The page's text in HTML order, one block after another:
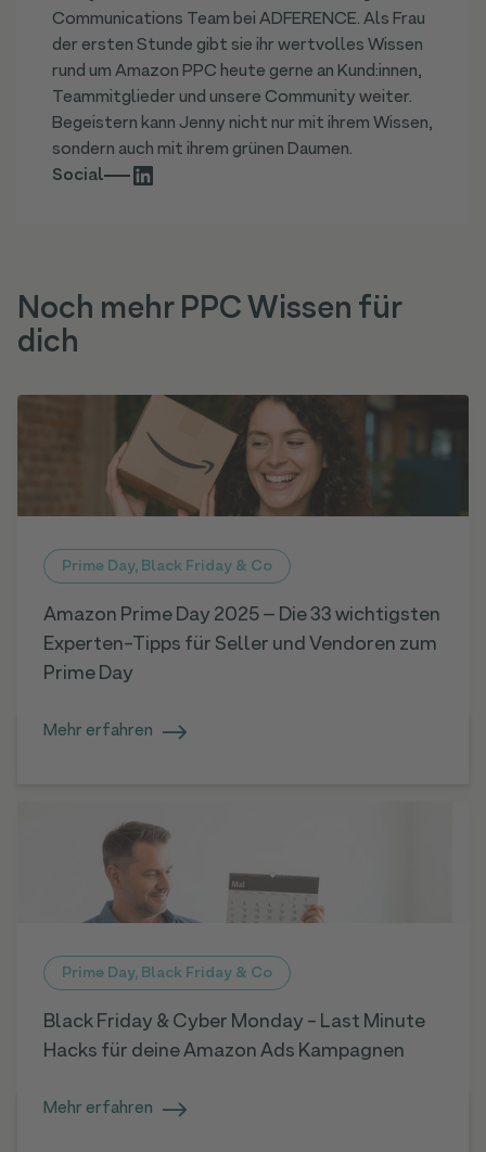
Communications Team bei ADFERENCE. Als Frau
der ersten Stunde gibt sie ihr wertvolles Wissen
rund um Amazon PPC heute gerne an Kund:innen,
Teammitglieder und unsere Community weiter.
Begeistern kann Jenny nicht nur mit ihrem Wissen,
sondern auch mit ihrem grünen Daumen.
Social
Noch mehr PPC Wissen für
dich
Prime Day, Black Friday & Co
Amazon Prime Day 2025 – Die 33 wichtigsten
Experten-Tipps für Seller und Vendoren zum
Prime Day
Mehr erfahren
Prime Day, Black Friday & Co
Black Friday & Cyber Monday - Last Minute
Hacks für deine Amazon Ads Kampagnen
Mehr erfahren